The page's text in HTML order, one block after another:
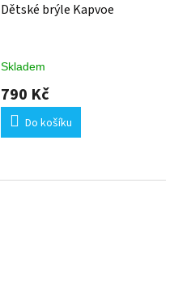
Dětské brýle Kapvoe
Skladem
790 Kč
Do košíku